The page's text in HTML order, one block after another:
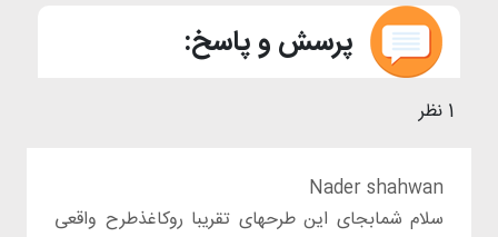
پرسش و پاسخ:
1 نظر
Nader shahwan
سلام شمابجای این طرحهای تقریبا روکاغذطرح واقعی